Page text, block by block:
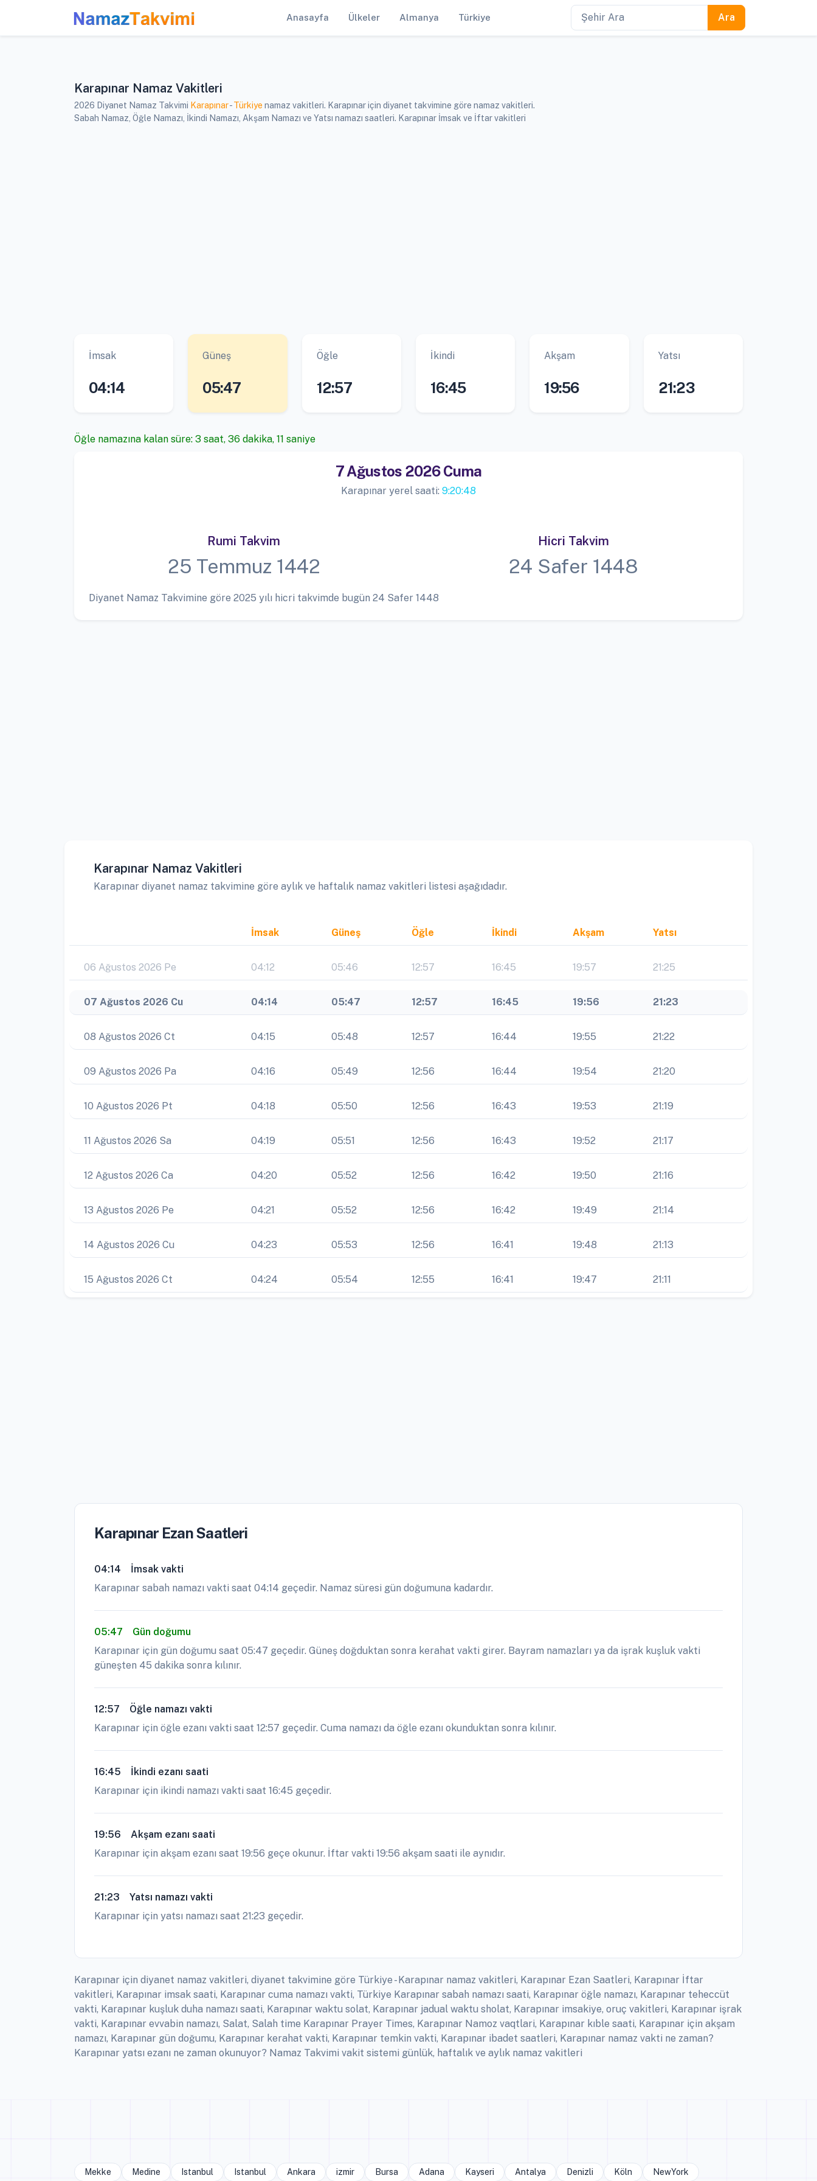
Anasayfa Ülkeler Almanya Türkiye
Karapınar Namaz Vakitleri
2026 Diyanet Namaz Takvimi Karapınar-Türkiye namaz vakitleri. Karapınar için diyanet takvimine göre namaz vakitleri.
Sabah Namaz, Öğle Namazı, İkindi Namazı, Akşam Namazı ve Yatsı namazı saatleri. Karapınar İmsak ve İftar vakitleri
İmsak
04:14
Güneş
05:47
Öğle
12:57
İkindi
16:45
Akşam
19:56
Yatsı
21:23
Öğle namazına kalan süre: 3 saat, 36 dakika, 11 saniye
7 Ağustos 2026 Cuma
Karapınar yerel saati: 9:20:48
Rumi Takvim
25 Temmuz 1442
Hicri Takvim
24 Safer 1448
Diyanet Namaz Takvimine göre 2025 yılı hicri takvimde bugün 24 Safer 1448
Karapınar Namaz Vakitleri
Karapınar diyanet namaz takvimine göre aylık ve haftalık namaz vakitleri listesi aşağıdadır.
İmsak Güneş Öğle İkindi Akşam Yatsı
06 Ağustos 2026 Pe 04:12 05:46 12:57 16:45 19:57 21:25
07 Ağustos 2026 Cu 04:14 05:47 12:57 16:45 19:56 21:23
08 Ağustos 2026 Ct 04:15 05:48 12:57 16:44 19:55 21:22
09 Ağustos 2026 Pa 04:16 05:49 12:56 16:44 19:54 21:20
10 Ağustos 2026 Pt 04:18 05:50 12:56 16:43 19:53 21:19
11 Ağustos 2026 Sa 04:19 05:51 12:56 16:43 19:52 21:17
12 Ağustos 2026 Ca 04:20 05:52 12:56 16:42 19:50 21:16
13 Ağustos 2026 Pe 04:21 05:52 12:56 16:42 19:49 21:14
14 Ağustos 2026 Cu 04:23 05:53 12:56 16:41 19:48 21:13
15 Ağustos 2026 Ct 04:24 05:54 12:55 16:41 19:47 21:11
Karapınar Ezan Saatleri
04:14
İmsak vakti
Karapınar sabah namazı vakti saat 04:14 geçedir. Namaz süresi gün doğumuna kadardır.
05:47
Gün doğumu
Karapınar için gün doğumu saat 05:47 geçedir. Güneş doğduktan sonra kerahat vakti girer. Bayram namazları ya da işrak kuşluk vakti
güneşten 45 dakika sonra kılınır.
12:57
Öğle namazı vakti
Karapınar için öğle ezanı vakti saat 12:57 geçedir. Cuma namazı da öğle ezanı okunduktan sonra kılınır.
16:45
İkindi ezanı saati
Karapınar için ikindi namazı vakti saat 16:45 geçedir.
19:56
Akşam ezanı saati
Karapınar için akşam ezanı saat 19:56 geçe okunur. İftar vakti 19:56 akşam saati ile aynıdır.
21:23
Yatsı namazı vakti
Karapınar için yatsı namazı saat 21:23 geçedir.
Karapınar için diyanet namaz vakitleri, diyanet takvimine göre Türkiye - Karapınar namaz vakitleri, Karapınar Ezan Saatleri, Karapınar İftar
vakitleri, Karapınar imsak saati, Karapınar cuma namazı vakti, Türkiye Karapınar sabah namazı saati, Karapınar öğle namazı, Karapınar teheccüt
vakti, Karapınar kuşluk duha namazı saati, Karapınar waktu solat, Karapınar jadual waktu sholat, Karapınar imsakiye, oruç vakitleri, Karapınar işrak
vakti, Karapınar evvabin namazı, Salat, Salah time Karapınar Prayer Times, Karapınar Namoz vaqtlari, Karapınar kıble saati, Karapınar için akşam
namazı, Karapınar gün doğumu, Karapınar kerahat vakti, Karapınar temkin vakti, Karapınar ibadet saatleri, Karapınar namaz vakti ne zaman?
Karapınar yatsı ezanı ne zaman okunuyor? Namaz Takvimi vakit sistemi günlük, haftalık ve aylık namaz vakitleri
Mekke Medine Istanbul Istanbul Ankara izmir Bursa Adana Kayseri Antalya Denizli Köln NewYork